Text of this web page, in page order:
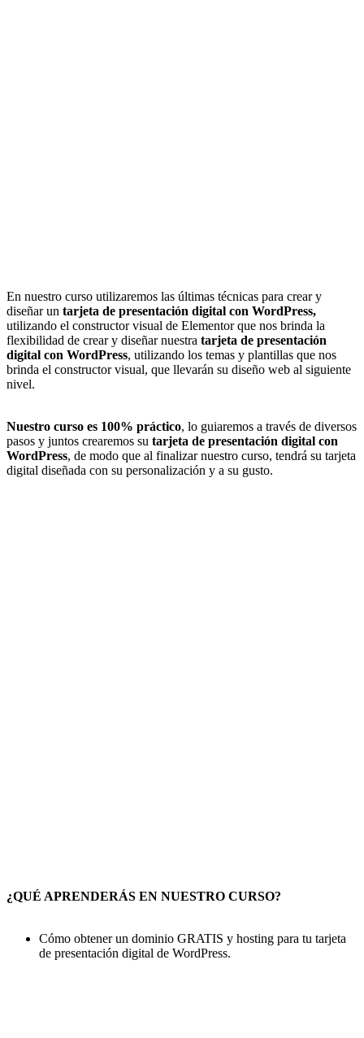
En nuestro curso utilizaremos las últimas técnicas para crear y
diseñar un tarjeta de presentación digital con WordPress,
utilizando el constructor visual de Elementor que nos brinda la
flexibilidad de crear y diseñar nuestra tarjeta de presentación
digital con WordPress, utilizando los temas y plantillas que nos
brinda el constructor visual, que llevarán su diseño web al siguiente
nivel.
Nuestro curso es 100% práctico, lo guiaremos a través de diversos
pasos y juntos crearemos su tarjeta de presentación digital con
WordPress, de modo que al finalizar nuestro curso, tendrá su tarjeta
digital diseñada con su personalización y a su gusto.
¿QUÉ APRENDERÁS EN NUESTRO CURSO?
Cómo obtener un dominio GRATIS y hosting para tu tarjeta
de presentación digital de WordPress.